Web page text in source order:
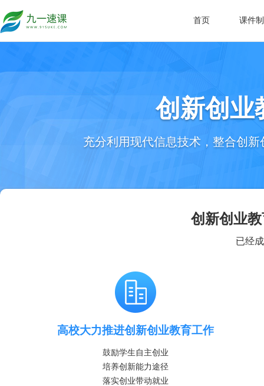
首页 课件
创新创业
充分利用现代信息技术，整合创
创新创业
已经
高校大力推进创新创业教育工作
鼓励学生自主创业
培养创新能力途径
落实创业带动就业